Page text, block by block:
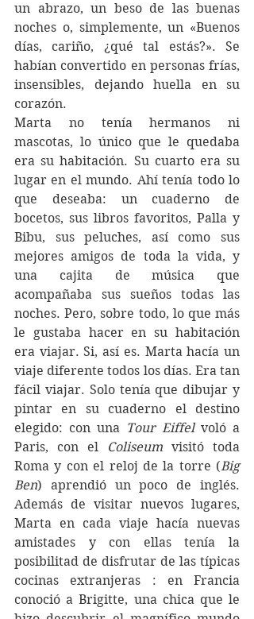
un abrazo, un beso de las buenas
noches o, simplemente, un «Buenos
días, cariño, ¿qué tal estás?». Se
habían convertido en personas frías,
insensibles, dejando huella en su
corazón.
Marta no tenía hermanos ni
mascotas, lo único que le quedaba
era su habitación. Su cuarto era su
lugar en el mundo. Ahí tenía todo lo
que deseaba: un cuaderno de
bocetos, sus libros favoritos, Palla y
Bibu, sus peluches, así como sus
mejores amigos de toda la vida, y
una cajita de música que
acompañaba sus sueños todas las
noches. Pero, sobre todo, lo que más
le gustaba hacer en su habitación
era viajar. Si, así es. Marta hacía un
viaje diferente todos los días. Era tan
fácil viajar. Solo tenía que dibujar y
pintar en su cuaderno el destino
elegido: con una Tour Eiffel voló a
Paris, con el
Coliseum visitó toda
Roma y con el reloj de la torre (Big
Ben) aprendió un poco de inglés.
Además de visitar nuevos lugares,
Marta en cada viaje hacía nuevas
amistades y con ellas tenía la
posibilitad de disfrutar de las típicas
cocinas extranjeras : en Francia
conoció a Brigitte, una chica que le